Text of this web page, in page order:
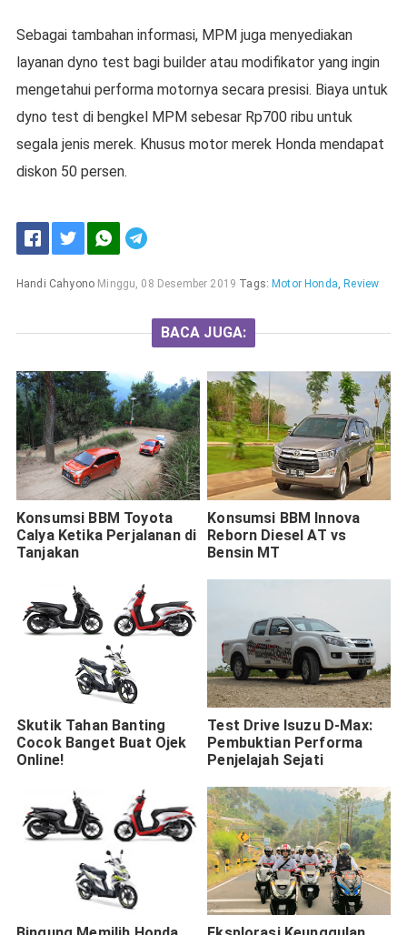
Sebagai tambahan informasi, MPM juga menyediakan
layanan dyno test bagi builder atau modifikator yang ingin
mengetahui performa motornya secara presisi. Biaya untuk
dyno test di bengkel MPM sebesar Rp700 ribu untuk
segala jenis merek. Khusus motor merek Honda mendapat
diskon 50 persen.
Handi Cahyono Minggu, 08 Desember 2019 Tags: Motor Honda, Review
BACA JUGA:
Konsumsi BBM Toyota
Calya Ketika Perjalanan di
Tanjakan
Konsumsi BBM Innova
Reborn Diesel AT vs
Bensin MT
Skutik Tahan Banting
Cocok Banget Buat Ojek
Online!
Test Drive Isuzu D-Max:
Pembuktian Performa
Penjelajah Sejati